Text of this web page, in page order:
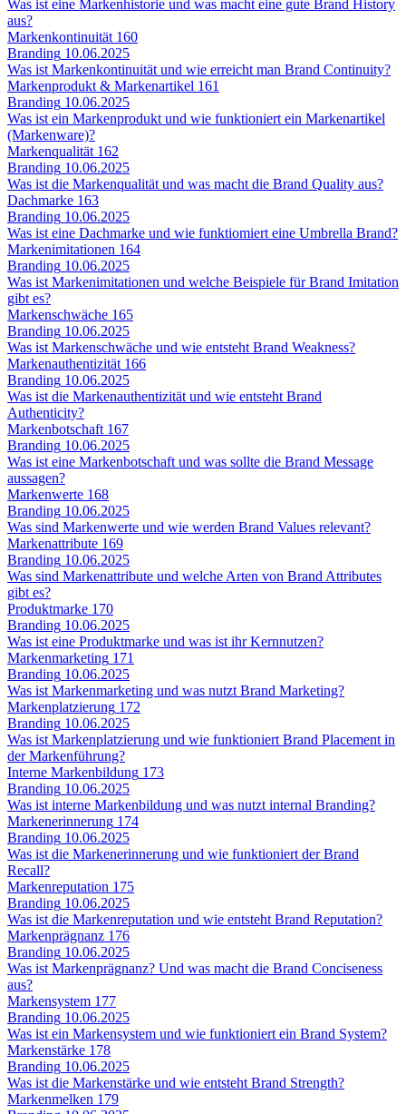
Was ist eine Markenhistorie und was macht eine gute Brand History
aus?
Markenkontinuität 160
Branding 10.06.2025
Was ist Markenkontinuität und wie erreicht man Brand Continuity?
Markenprodukt & Markenartikel 161
Branding 10.06.2025
Was ist ein Markenprodukt und wie funktioniert ein Markenartikel
(Markenware)?
Markenqualität 162
Branding 10.06.2025
Was ist die Markenqualität und was macht die Brand Quality aus?
Dachmarke 163
Branding 10.06.2025
Was ist eine Dachmarke und wie funktiomiert eine Umbrella Brand?
Markenimitationen 164
Branding 10.06.2025
Was ist Markenimitationen und welche Beispiele für Brand Imitation
gibt es?
Markenschwäche 165
Branding 10.06.2025
Was ist Markenschwäche und wie entsteht Brand Weakness?
Markenauthentizität 166
Branding 10.06.2025
Was ist die Markenauthentizität und wie entsteht Brand
Authenticity?
Markenbotschaft 167
Branding 10.06.2025
Was ist eine Markenbotschaft und was sollte die Brand Message
aussagen?
Markenwerte 168
Branding 10.06.2025
Was sind Markenwerte und wie werden Brand Values relevant?
Markenattribute 169
Branding 10.06.2025
Was sind Markenattribute und welche Arten von Brand Attributes
gibt es?
Produktmarke 170
Branding 10.06.2025
Was ist eine Produktmarke und was ist ihr Kernnutzen?
Markenmarketing 171
Branding 10.06.2025
Was ist Markenmarketing und was nutzt Brand Marketing?
Markenplatzierung 172
Branding 10.06.2025
Was ist Markenplatzierung und wie funktioniert Brand Placement in
der Markenführung?
Interne Markenbildung 173
Branding 10.06.2025
Was ist interne Markenbildung und was nutzt internal Branding?
Markenerinnerung 174
Branding 10.06.2025
Was ist die Markenerinnerung und wie funktioniert der Brand
Recall?
Markenreputation 175
Branding 10.06.2025
Was ist die Markenreputation und wie entsteht Brand Reputation?
Markenprägnanz 176
Branding 10.06.2025
Was ist Markenprägnanz? Und was macht die Brand Conciseness
aus?
Markensystem 177
Branding 10.06.2025
Was ist ein Markensystem und wie funktioniert ein Brand System?
Markenstärke 178
Branding 10.06.2025
Was ist die Markenstärke und wie entsteht Brand Strength?
Markenmelken 179